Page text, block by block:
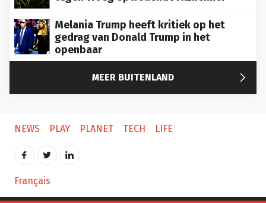
Melania Trump heeft kritiek op het
gedrag van Donald Trump in het
openbaar
MEER BUITENLAND 
NEWS PLAY PLANET TECH LIFE
Français